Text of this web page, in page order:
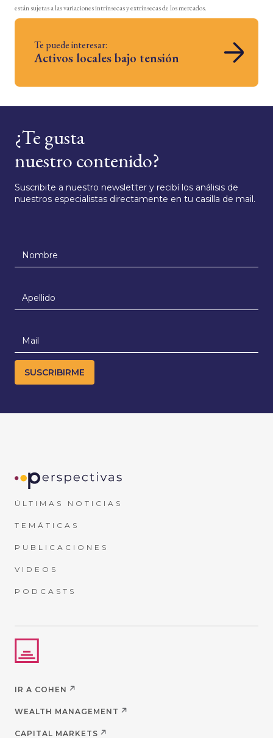
están sujetas a las variaciones intrínsecas y extrínsecas de los mercados.
Te puede interesar:
Activos locales bajo tensión
¿Te gusta
nuestro contenido?
Suscribite a nuestro newsletter y recibí los análisis de
nuestros especialistas directamente en tu casilla de mail.
ÚLTIMAS NOTICIAS
TEMÁTICAS
PUBLICACIONES
VIDEOS
PODCASTS
IR A COHEN
WEALTH MANAGEMENT
CAPITAL MARKETS